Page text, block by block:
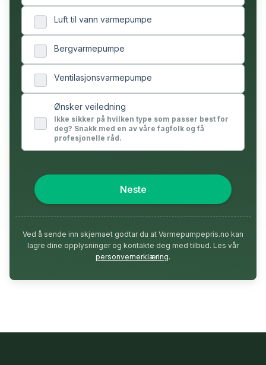
Luft til vann varmepumpe
Bergvarmepumpe
Ventilasjonsvarmepumpe
Ønsker veiledning
Ikke sikker på hvilken type som passer best for
deg? Snakk med en av våre fagfolk og få
profesjonelle råd.
Neste
Ved å sende inn skjemaet godtar du at Varmepumpepris.no kan
lagre dine opplysninger og kontakte deg med tilbud. Les vår
personvernerklæring.